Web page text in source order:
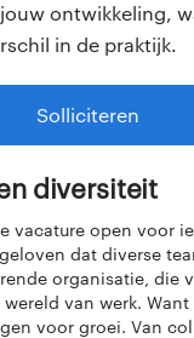
ontwikkeling,
in de praktijk.
Solliciteren
diversiteit
vacature open voor
dat diverse
organisatie, die
van werk.
voor groei. Van